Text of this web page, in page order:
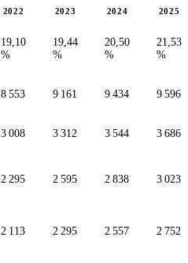
2022 2023 2024 2025
19,10
%
19,44
%
20,50
%
21,53
%
8 553 9 161 9 434 9 596
3 008 3 312 3 544 3 686
2 295 2 595 2 838 3 023
2 113 2 295 2 557 2 752